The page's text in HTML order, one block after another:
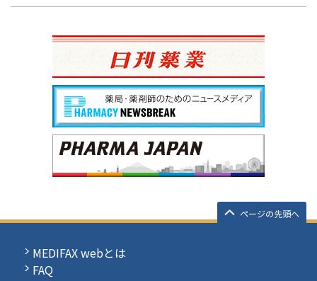
ページの先頭へ
MEDIFAX webとは
FAQ